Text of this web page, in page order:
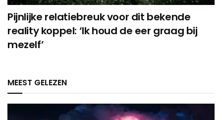
Pijnlijke relatiebreuk voor dit bekende
reality koppel: ‘Ik houd de eer graag bij
mezelf’
MEEST GELEZEN